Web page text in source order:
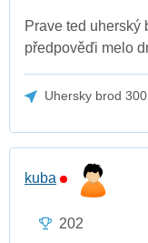
Prave ted uherský
předpověďi melo
Uhersky brod
kuba
202